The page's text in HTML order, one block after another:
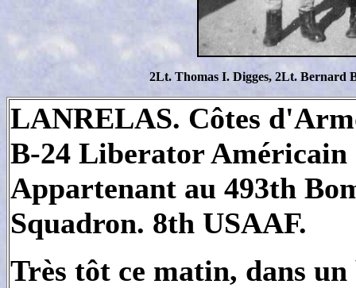
2Lt. Thomas I. Digges, 2Lt. Bernard
LANRELAS. Côtes
B-24 Liberator
Appartenant au 493th
Squadron. 8th USAAF.
Très tôt ce matin, dans